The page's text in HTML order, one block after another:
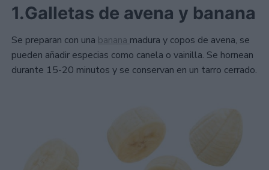
1.Galletas de avena y banana
Se preparan con una bananamadura y copos de avena, se
pueden añadir especias como canela o vainilla. Se hornean
durante 15-20 minutos y se conservan en un tarro cerrado.